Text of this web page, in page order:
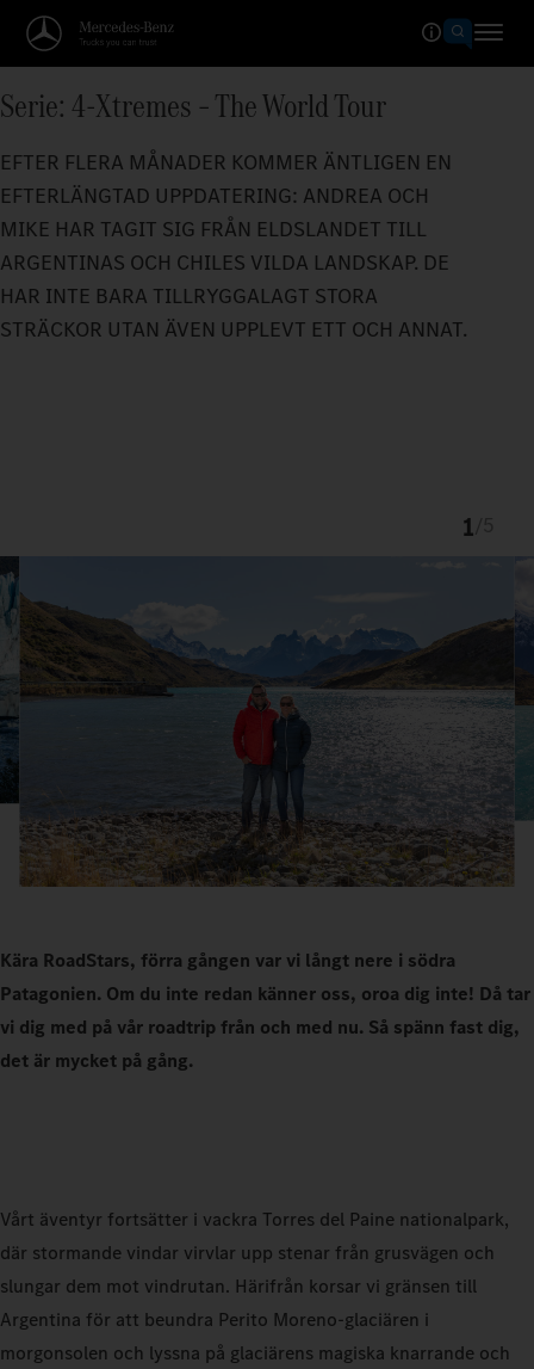
Serie: 4-Xtremes – The World Tour
EFTER FLERA MÅNADER KOMMER ÄNTLIGEN EN
EFTERLÄNGTAD UPPDATERING: ANDREA OCH
MIKE HAR TAGIT SIG FRÅN ELDSLANDET TILL
ARGENTINAS OCH CHILES VILDA LANDSKAP. DE
HAR INTE BARA TILLRYGGALAGT STORA
STRÄCKOR UTAN ÄVEN UPPLEVT ETT OCH ANNAT.
1
Kära RoadStars, förra gången var vi långt nere i södra
Patagonien. Om du inte redan känner oss, oroa dig inte! Då tar
vi dig med på vår roadtrip från och med nu. Så spänn fast dig,
det är mycket på gång.
Vårt äventyr fortsätter i vackra Torres del Paine nationalpark,
där stormande vindar virvlar upp stenar från grusvägen och
slungar dem mot vindrutan. Härifrån korsar vi gränsen till
Argentina för att beundra Perito Moreno-glaciären i
morgonsolen och lyssna på glaciärens magiska knarrande och